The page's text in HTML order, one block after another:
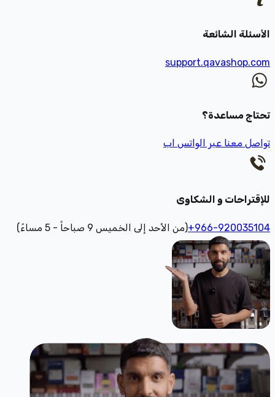
الأسئلة الشائعة
support.qavashop.com
تحتاج مساعدة؟
تواصل معنا عبر الواتس اب
للإقتراحات و الشكاوى
+966-920035104(من الأحد إلى الخميس 9 صباحاً - 5 مساءً)